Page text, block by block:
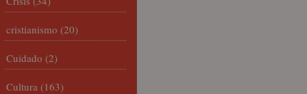
cristianismo (20)
Cuidado (2)
Cultura (163)